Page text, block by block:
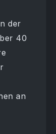
der
40
an